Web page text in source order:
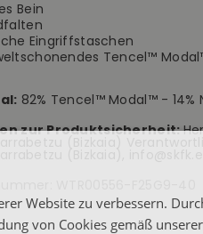
Bein
Eingriffstaschen
Tencel™
82% Tencel™ Modal™ - 14%
zur Produktsicherheit:
Larrabetzu (Bizkaia)
Website zu verbessern.
von Cookies gemäß unserer